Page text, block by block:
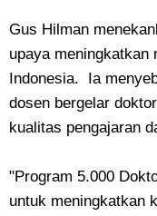
Gus Hilman
upaya meningkatkan
Indonesia. Ia
dosen bergelar
kualitas pengajaran
"Program 5.000
untuk meningkatkan